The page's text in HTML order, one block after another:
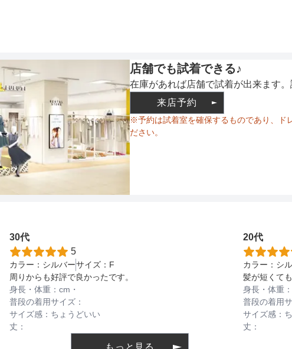
備考
店舗でも試着できる♪
在庫があれば店舗で試着が出来ます
来店予約
※予約は試着室を確保するものであり、ド
ださい。
30代
5
カラー： シルバーサイズ： F
周りからも好評で良かったです。
身長・体重： cm・
普段の着用サイズ：
サイズ感： ちょうどいい
丈：
20代
カラー： シ
髪が短くて
身長・体重：
普段の着用
サイズ感：
丈：
もっと見る